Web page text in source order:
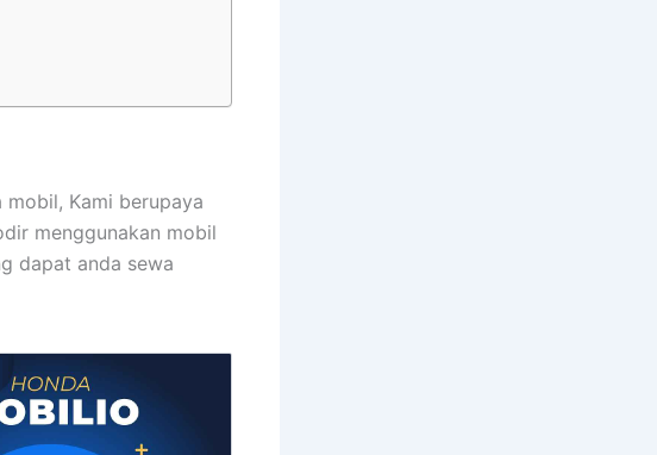
mobil, Kami berupaya
menggunakan mobil
dapat anda sewa